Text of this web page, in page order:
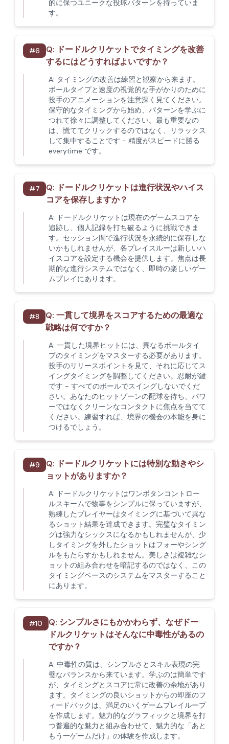
的に保つユニークな投球パターンを持っていま
す。
#6 Q: ドードルクリケットでタイミングを改善
するにはどうすればよいですか？
A: タイミングの改善は練習と観察から来ます。
ボールタイプと速度の視覚的な手がかりのために
投手のアニメーションを注意深く見てください。
保守的なタイミングから始め、パターンを学ぶに
つれて徐々に調整してください。最も重要なの
は、慌ててクリックするのではなく、リラックス
して集中することです - 精度がスピードに勝る
everytime です。
#7 Q: ドードルクリケットは進行状況やハイス
コアを保存しますか？
A: ドードルクリケットは現在のゲームスコアを
追跡し、個人記録を打ち破るように挑戦できま
す。セッション間で進行状況を永続的に保存しな
いかもしれませんが、各プレイスルーは新しいハ
イスコアを設定する機会を提供します。焦点は長
期的な進行システムではなく、即時の楽しいゲー
ムプレイにあります。
#8 Q: 一貫して境界をスコアするための最適な
戦略は何ですか？
A: 一貫した境界ヒットには、異なるボールタイ
プのタイミングをマスターする必要があります。
投手のリリースポイントを見て、それに応じてス
イングタイミングを調整してください。忍耐が鍵
です - すべてのボールでスイングしないでくだ
さい。あなたのヒットゾーンの配球を待ち、パワ
ーではなくクリーンなコンタクトに焦点を当てて
ください。練習すれば、境界の機会の本能を身に
つけるでしょう。
#9 Q: ドードルクリケットには特別な動きやシ
ョットがありますか？
A: ドードルクリケットはワンボタンコントロー
ルスキームで物事をシンプルに保っていますが、
熟練したプレイヤーはタイミングに基づいて異な
るショット結果を達成できます。完璧なタイミン
グは強力なシックスになるかもしれませんが、少
しタイミングを外したショットはフォーやシング
ルをもたらすかもしれません。美しさは複雑なシ
ョットの組み合わせを暗記するのではなく、この
タイミングベースのシステムをマスターすること
にあります。
#10 Q: シンプルさにもかかわらず、なぜドー
ドルクリケットはそんなに中毒性があるの
ですか？
A: 中毒性の質は、シンプルさとスキル表現の完
璧なバランスから来ています。学ぶのは簡単です
が、タイミングとスコアに常に改善の余地があり
ます。タイミングの良いショットからの即座のフ
ィードバックは、満足のいくゲームプレイループ
を作成します。魅力的なグラフィックと境界を打
つ普遍的な魅力と組み合わせて、魅力的な「あと
もう一ゲームだけ」の体験を作成します。